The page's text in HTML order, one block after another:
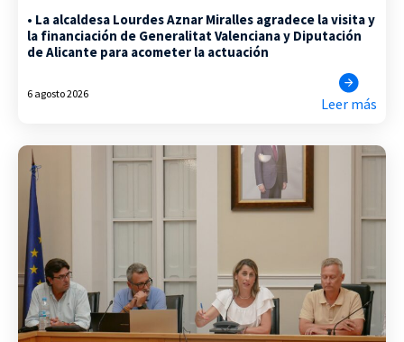
• La alcaldesa Lourdes Aznar Miralles agradece la visita y
la financiación de Generalitat Valenciana y Diputación
de Alicante para acometer la actuación
6 agosto 2026
Leer más